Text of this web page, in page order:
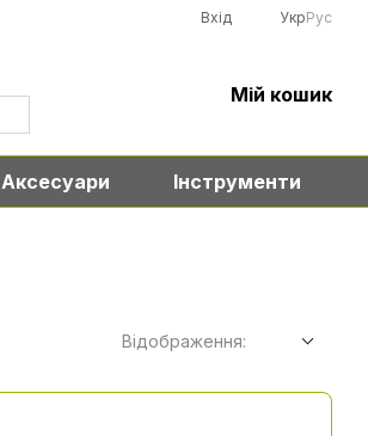
Вхід УкрРус
Мій кошик
Аксесуари Інструменти
Відображення: